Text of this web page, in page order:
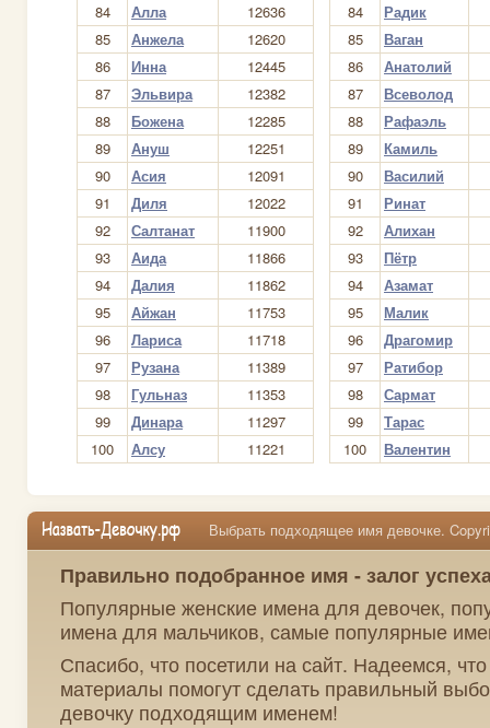
84
Алла
12636
85
Анжела
12620
86
Инна
12445
87
Эльвира
12382
88
Божена
12285
89
Ануш
12251
90
Асия
12091
91
Диля
12022
92
Салтанат
11900
93
Аида
11866
94
Далия
11862
95
Айжан
11753
96
Лариса
11718
97
Рузана
11389
98
Гульназ
11353
99
Динара
11297
100
Алсу 11221
84
Радик
85
Ваган
86
Анатолий
87
Всеволод
88
Рафаэль
89
Камиль
90
Василий
91
Ринат
92
Алихан
93
Пётр
94
Азамат
95
Малик
96
Драгомир
97
Ратибор
98
Сармат
99
Тарас
100
Валентин
Выбрать подходящее имя девочке.
Правильно подобранное имя - залог
Популярные женские имена для девочек,
имена для мальчиков, самые популярные
Спасибо, что посетили на сайт. Надеемся,
материалы помогут сделать правильный
девочку подходящим именем!